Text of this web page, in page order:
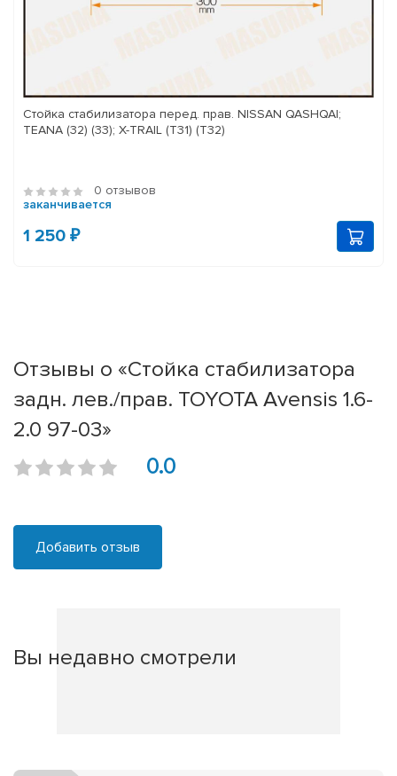
Стойка стабилизатора перед. прав. NISSAN QASHQAI;
TEANA (32) (33); X-TRAIL (T31) (T32)
0 отзывов
заканчивается
1 250 ₽
Отзывы о «Стойка стабилизатора
задн. лев./прав. TOYOTA Avensis 1.6-
2.0 97-03»
0.0
Добавить отзыв
Вы недавно смотрели